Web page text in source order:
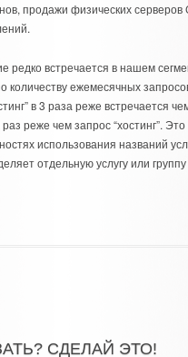
продажи физических серверов
редко встречается в нашем
количеству ежемесячных
в 3 раза реже встречается
раз реже чем запрос “хостинг”. Это
использования названий
отдельную услугу или группу
СДЕЛАЙ ЭТО!